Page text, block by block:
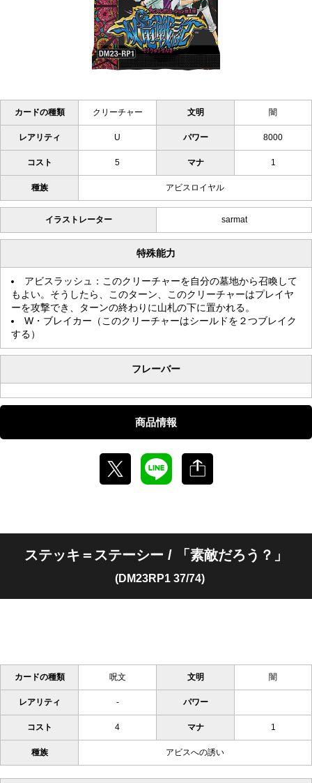
カードの種類 クリーチャー 文明 闇
レアリティ U パワー 8000
コスト 5 マナ 1
種族 アビスロイヤル
イラストレーター sarmat
特殊能力
アビスラッシュ：このクリーチャーを自分の墓地から召喚して
もよい。そうしたら、このターン、このクリーチャーはプレイヤ
ーを攻撃でき、ターンの終わりに山札の下に置かれる。
W・ブレイカー（このクリーチャーはシールドを２つブレイク
する）
フレーバー
商品情報
ステッキ＝ステーシー / 「素敵だろう？」
(DM23RP1 37/74)
カードの種類 呪文 文明 闇
レアリティ - パワー
コスト 4 マナ 1
種族 アビスへの誘い